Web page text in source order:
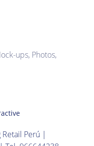
ups, Photos,
Perú |